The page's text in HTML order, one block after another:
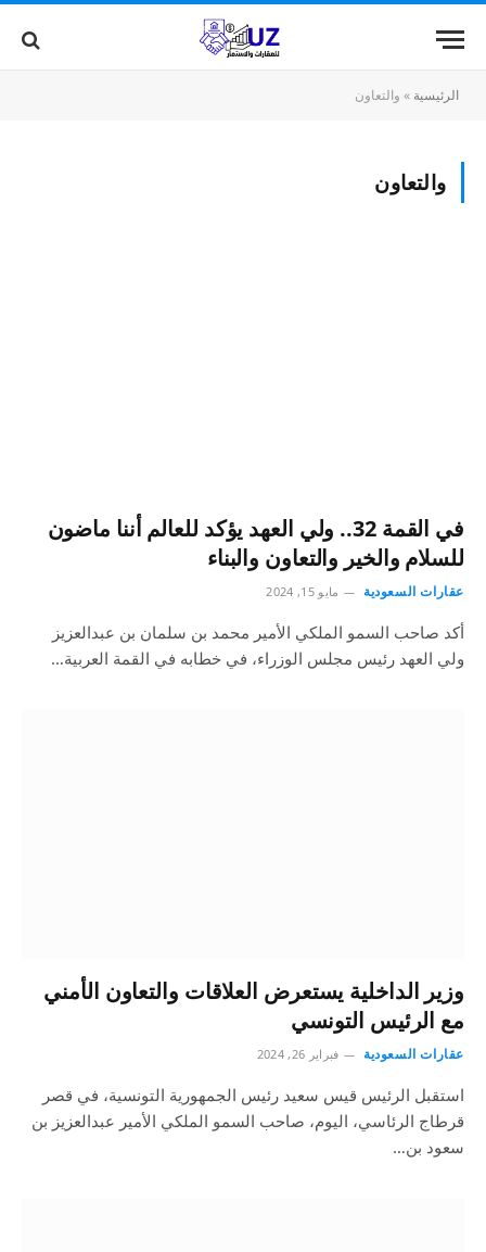
الرئيسية » والتعاون
والتعاون
في القمة 32.. ولي العهد يؤكد للعالم أننا ماضون
للسلام والخير والتعاون والبناء
عقارات السعودية مايو 15, 2024
أكد صاحب السمو الملكي الأمير محمد بن سلمان بن عبدالعزيز
ولي العهد رئيس مجلس الوزراء، في خطابه في القمة العربية…
وزير الداخلية يستعرض العلاقات والتعاون الأمني
مع الرئيس التونسي
عقارات السعودية فبراير 26, 2024
استقبل الرئيس قيس سعيد رئيس الجمهورية التونسية، في قصر
قرطاج الرئاسي، اليوم، صاحب السمو الملكي الأمير عبدالعزيز بن
سعود بن…